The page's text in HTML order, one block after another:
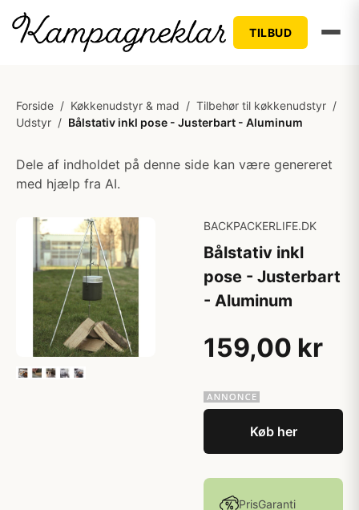
TILBUD
Forside / Køkkenudstyr & mad / Tilbehør til køkkenudstyr /
Udstyr / Bålstativ inkl pose - Justerbart - Aluminum
Dele af indholdet på denne side kan være genereret
med hjælp fra AI.
BACKPACKERLIFE.DK
Bålstativ inkl
pose - Justerbart
- Aluminum
159,00 kr
Køb her
PrisGaranti